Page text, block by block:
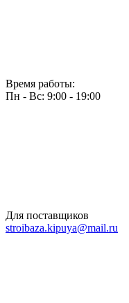
Время работы:
Пн - Вс: 9:00 - 19:00
Для поставщиков
stroibaza.kipuya@mail.ru